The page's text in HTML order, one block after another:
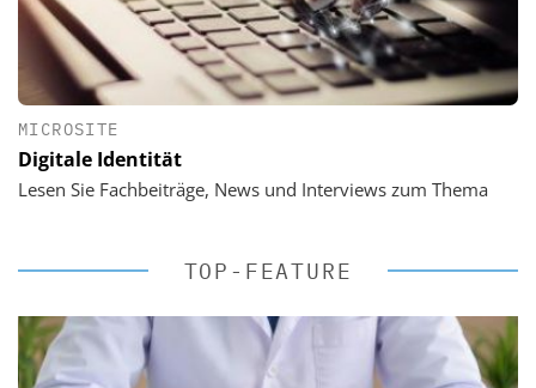
MICROSITE
Digitale Identität
Lesen Sie Fachbeiträge, News und Interviews zum Thema
TOP-FEATURE